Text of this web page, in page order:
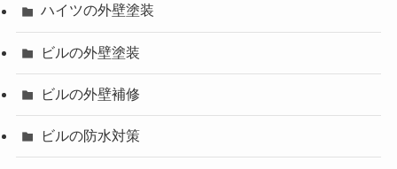
ハイツの外壁塗装
ビルの外壁塗装
ビルの外壁補修
ビルの防水対策